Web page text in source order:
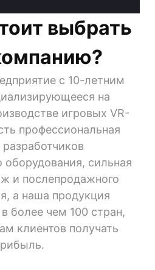
выбрать
с 10-летним
на
игровых VR-
профессиональная
оборудования, сильная
и послепродажного
а наша продукция
более чем 100 стран,
клиентов получать